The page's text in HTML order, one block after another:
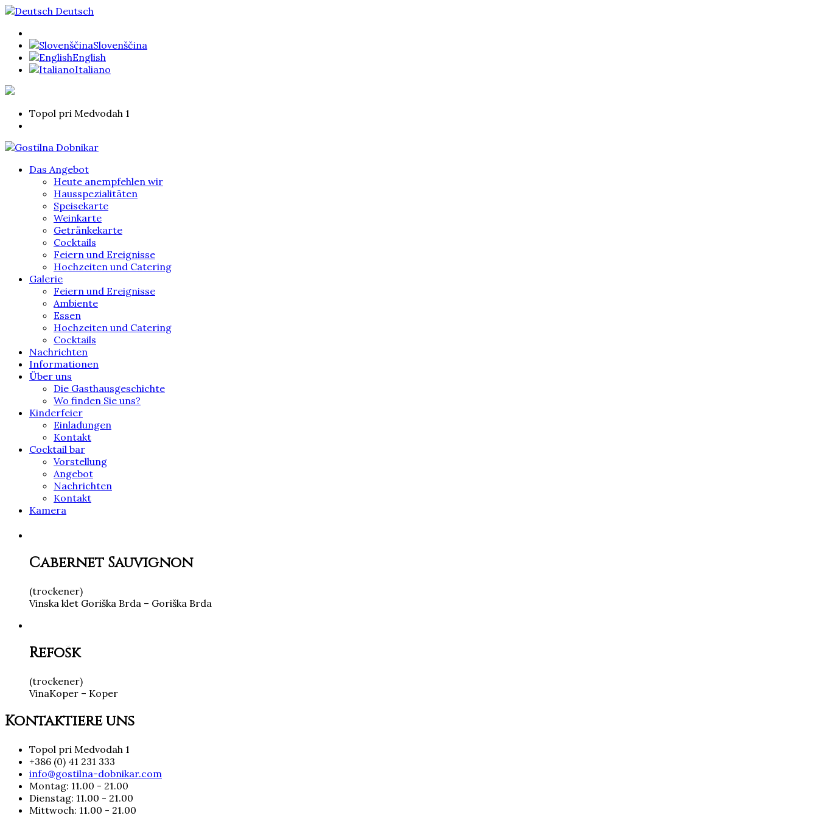
Deutsch
Slovenščina
English
Italiano
Topol pri Medvodah 1
Das Angebot
Heute anempfehlen wir
Hausspezialitäten
Speisekarte
Weinkarte
Getränkekarte
Cocktails
Feiern und Ereignisse
Hochzeiten und Catering
Galerie
Feiern und Ereignisse
Ambiente
Essen
Hochzeiten und Catering
Cocktails
Nachrichten
Informationen
Über uns
Die Gasthausgeschichte
Wo finden Sie uns?
Kinderfeier
Einladungen
Kontakt
Cocktail bar
Vorstellung
Angebot
Nachrichten
Kontakt
Kamera
Cabernet Sauvignon
(trockener)
Vinska klet Goriška Brda – Goriška Brda
Refošk
(trockener)
VinaKoper – Koper
Kontaktiere uns
Topol pri Medvodah 1
+386 (0) 41 231 333
info@gostilna-dobnikar.com
Montag: 11.00 - 21.00
Dienstag: 11.00 - 21.00
Mittwoch: 11.00 - 21.00